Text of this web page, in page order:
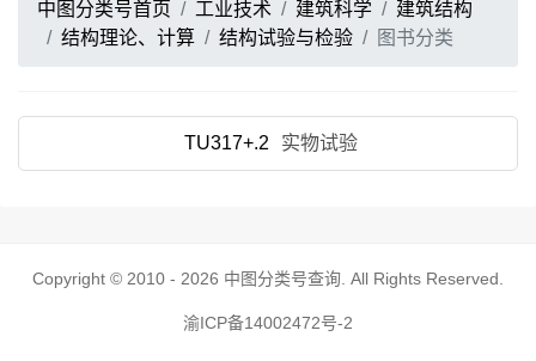
中图分类号首页 工业技术 建筑科学
建筑结构
结构理论、计算
结构试验与检验 图书分类
TU317+.2 实物试验
Copyright © 2010 - 2026 中图分类号查询 . All Rights Reserved.
渝ICP备14002472号-2